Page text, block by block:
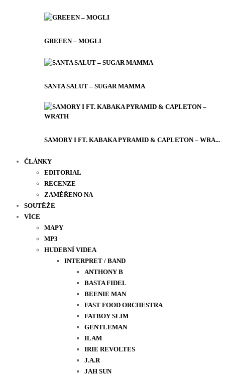
GREEEN – MOGLI
SANTA SALUT – SUGAR MAMMA
SAMORY I FT. KABAKA PYRAMID & CAPLETON – WRA...
ČLÁNKY
EDITORIAL
RECENZE
ZAMĚŘENO NA
SOUTĚŽE
VÍCE
MAPY
MP3
HUDEBNÍ VIDEA
INTERPRET / BAND
ANTHONY B
BASTA FIDEL
BEENIE MAN
FAST FOOD ORCHESTRA
FATBOY SLIM
GENTLEMAN
ILAM
IRIE REVOLTES
J.A.R
JAH SUN